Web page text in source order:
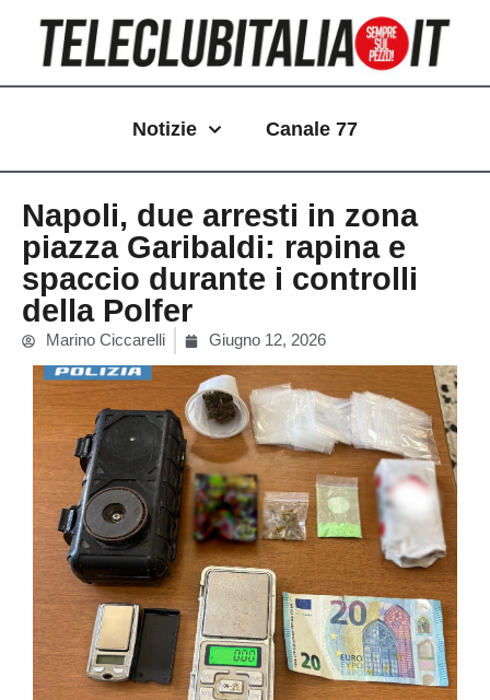
contenuto
Notizie Canale 77
Napoli, due arresti in zona
piazza Garibaldi: rapina e
spaccio durante i controlli
della Polfer
Marino Ciccarelli Giugno 12, 2026